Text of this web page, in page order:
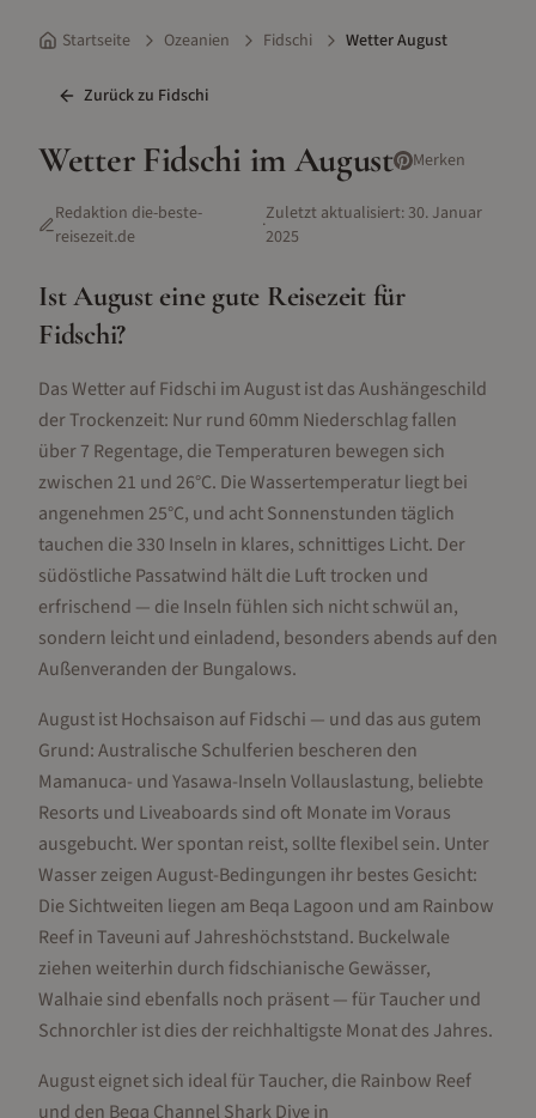
Startseite Ozeanien Fidschi Wetter August
Zurück zu Fidschi
WetterFidschi imAugust Merken
Redaktion die-beste-
reisezeit.de
·Zuletzt aktualisiert: 30. Januar
2025
IstAugusteine gute Reisezeit für
Fidschi?
Das Wetter auf Fidschi im August ist das Aushängeschild
der Trockenzeit: Nur rund 60mm Niederschlag fallen
über 7 Regentage, die Temperaturen bewegen sich
zwischen 21 und 26°C. Die Wassertemperatur liegt bei
angenehmen 25°C, und acht Sonnenstunden täglich
tauchen die 330 Inseln in klares, schnittiges Licht. Der
südöstliche Passatwind hält die Luft trocken und
erfrischend — die Inseln fühlen sich nicht schwül an,
sondern leicht und einladend, besonders abends auf den
Außenveranden der Bungalows.
August ist Hochsaison auf Fidschi — und das aus gutem
Grund: Australische Schulferien bescheren den
Mamanuca- und Yasawa-Inseln Vollauslastung, beliebte
Resorts und Liveaboards sind oft Monate im Voraus
ausgebucht. Wer spontan reist, sollte flexibel sein. Unter
Wasser zeigen August-Bedingungen ihr bestes Gesicht:
Die Sichtweiten liegen am Beqa Lagoon und am Rainbow
Reef in Taveuni auf Jahreshöchststand. Buckelwale
ziehen weiterhin durch fidschianische Gewässer,
Walhaie sind ebenfalls noch präsent — für Taucher und
Schnorchler ist dies der reichhaltigste Monat des Jahres.
August eignet sich ideal für Taucher, die Rainbow Reef
und den Beqa Channel Shark Dive in